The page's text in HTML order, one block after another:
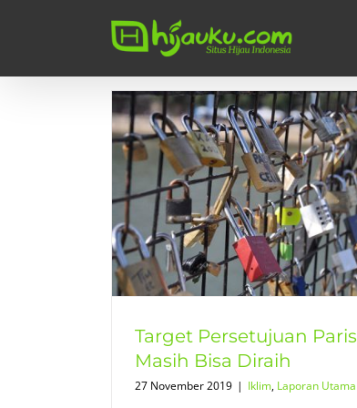
Target Persetujuan Paris
Masih Bisa Diraih
27 November 2019 | Iklim, Laporan Utama